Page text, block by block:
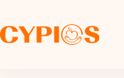
contenu